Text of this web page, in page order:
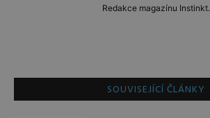
Redakce magazínu Instinkt.
SOUVISEJÍCÍ ČLÁNKY